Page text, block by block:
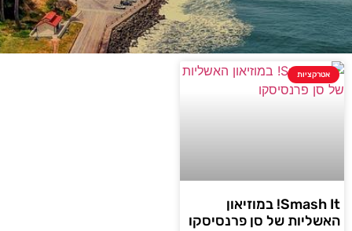
אטרקציות
Smash It! במוזיאון
האשליות של סן פרנסיסקו